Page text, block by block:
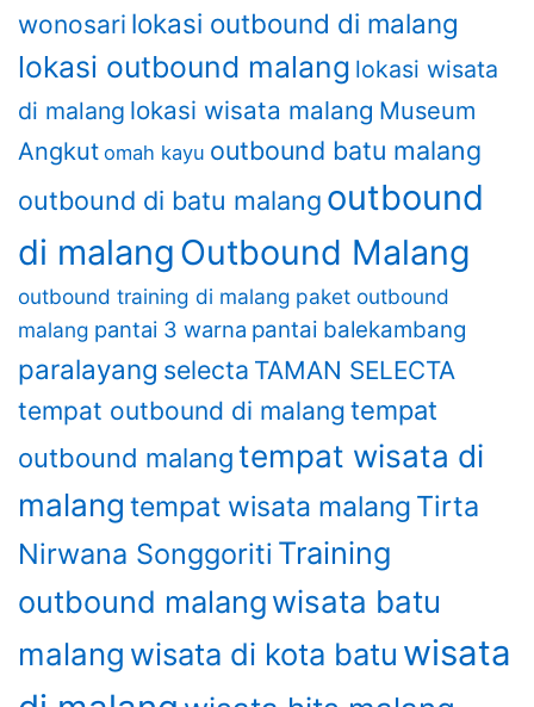
wonosari lokasi outbound di malang
lokasi outbound malang lokasi wisata
di malang lokasi wisata malang Museum
Angkut omah kayu outbound batu malang
outbound di batu malang outbound
di malang Outbound Malang
outbound training di malang paket outbound
malang pantai 3 warna pantai balekambang
paralayang selecta TAMAN SELECTA
tempat outbound di malang tempat
outbound malangtempat wisata di
malang tempat wisata malang Tirta
Nirwana Songgoriti Training
outbound malangwisata batu
malang wisata di kota batu wisata